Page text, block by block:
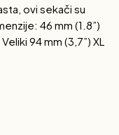
ovi sekači su
46 mm (1.8”)
94 mm (3,7”) XL